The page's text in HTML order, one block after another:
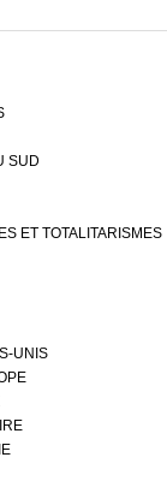
SUD
ET TOTALITARISMES
UNIS